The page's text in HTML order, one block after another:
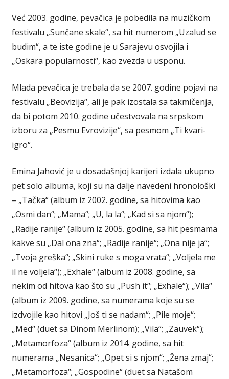
Već 2003. godine, pevačica je pobedila na muzičkom
festivalu „Sunčane skale“, sa hit numerom „Uzalud se
budim“, a te iste godine je u Sarajevu osvojila i
„Oskara popularnosti“, kao zvezda u usponu.
Mlada pevačica je trebala da se 2007. godine pojavi na
festivalu „Beovizija“, ali je pak izostala sa takmičenja,
da bi potom 2010. godine učestvovala na srpskom
izboru za „Pesmu Evrovizije“, sa pesmom „Ti kvari-
igro“.
Emina Jahović je u dosadašnjoj karijeri izdala ukupno
pet solo albuma, koji su na dalje navedeni hronološki
– „Tačka“ (album iz 2002. godine, sa hitovima kao
„Osmi dan“; „Mama“; „U, la la“; „Kad si sa njom“);
„Radije ranije“ (album iz 2005. godine, sa hit pesmama
kakve su „Dal ona zna“; „Radije ranije“; „Ona nije ja“;
„Tvoja greška“; „Skini ruke s moga vrata“; „Voljela me
il ne voljela“); „Exhale“ (album iz 2008. godine, sa
nekim od hitova kao što su „Push it“; „Exhale“); „Vila“
(album iz 2009. godine, sa numerama koje su se
izdvojile kao hitovi „Još ti se nadam“; „Pile moje“;
„Med“ (duet sa Dinom Merlinom); „Vila“; „Zauvek“);
„Metamorfoza“ (album iz 2014. godine, sa hit
numerama „Nesanica“; „Opet si s njom“; „Žena zmaj“;
„Metamorfoza“; „Gospodine“ (duet sa Natašom